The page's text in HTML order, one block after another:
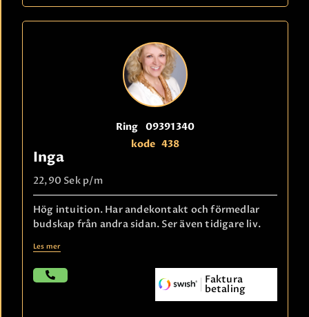
Ring 09391340
kode 438
Inga
22,90 Sek p/m
Hög intuition. Har andekontakt och förmedlar
budskap från andra sidan. Ser även tidigare liv.
Les mer
Faktura
betaling